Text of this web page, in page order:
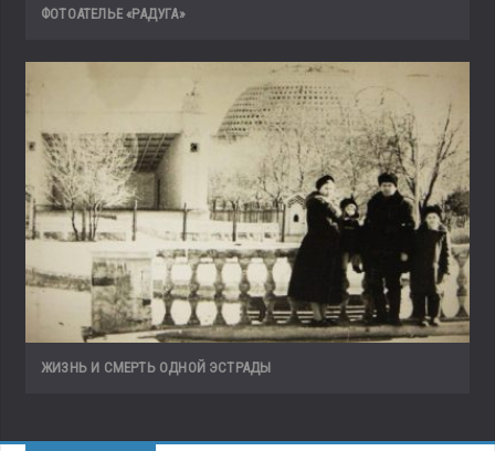
ФОТОАТЕЛЬЕ «РАДУГА»
ЖИЗНЬ И СМЕРТЬ ОДНОЙ ЭСТРАДЫ